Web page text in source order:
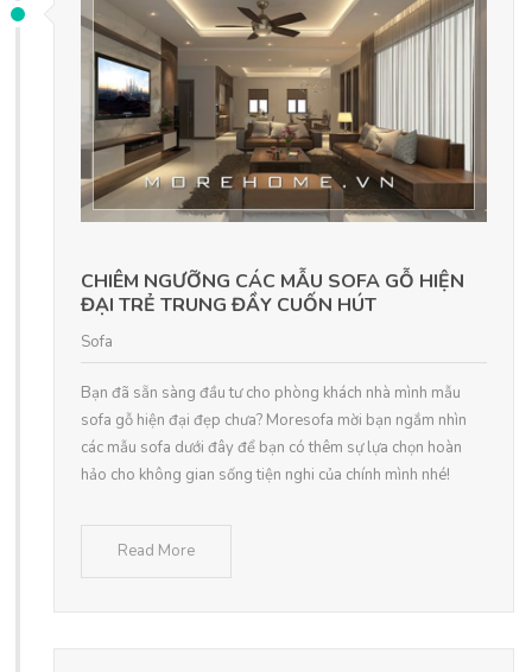
CHIÊM NGƯỠNG CÁC MẪU SOFA GỖ HIỆN
ĐẠI TRẺ TRUNG ĐẦY CUỐN HÚT
Sofa
Bạn đã sẵn sàng đầu tư cho phòng khách nhà mình mẫu
sofa gỗ hiện đại đẹp chưa? Moresofa mời bạn ngắm nhìn
các mẫu sofa dưới đây để bạn có thêm sự lựa chọn hoàn
hảo cho không gian sống tiện nghi của chính mình nhé!
Read More